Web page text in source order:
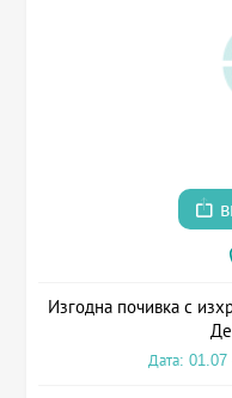
Изгодна почивка с
Дата: